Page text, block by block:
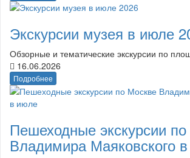
Экскурсии музея в июле
Обзорные и тематические экскурсии по
16.06.2026
Подробнее
Пешеходные экскурсии
Владимира Маяковского